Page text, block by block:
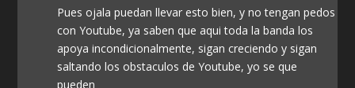
Pues ojala puedan llevar esto bien, y no tengan pedos
con Youtube, ya saben que aqui toda la banda los
apoya incondicionalmente, sigan creciendo y sigan
saltando los obstaculos de Youtube, yo se que
pueden